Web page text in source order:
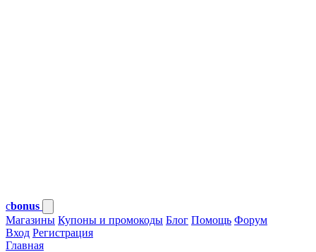
cbonus
Магазины Купоны и промокоды Блог Помощь Форум
Вход Регистрация
Главная